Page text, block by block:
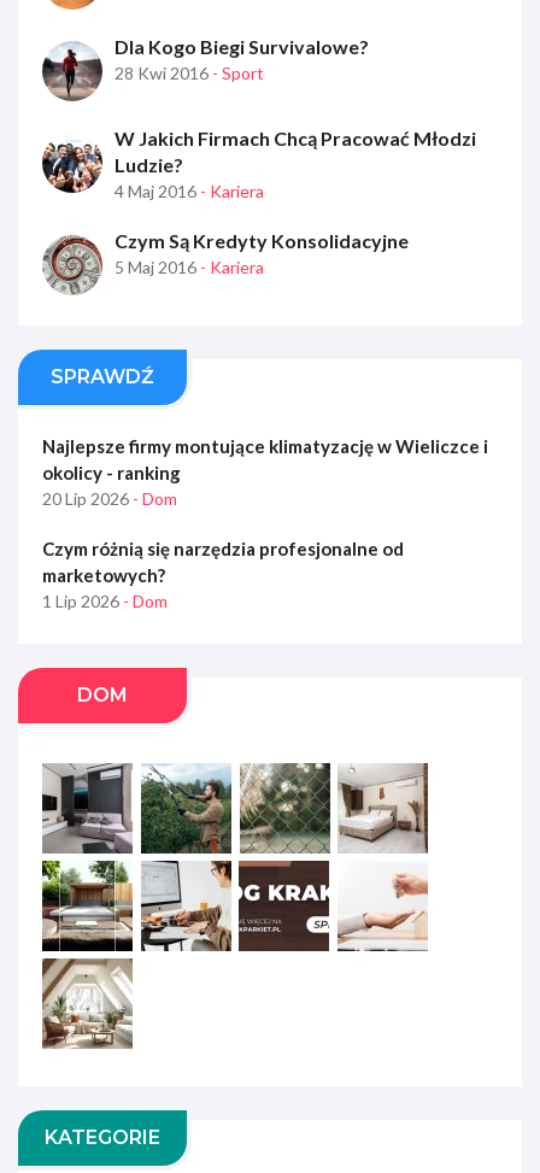
Dla Kogo Biegi Survivalowe?
28 Kwi 2016 - Sport
W Jakich Firmach Chcą Pracować Młodzi
Ludzie?
4 Maj 2016 - Kariera
Czym Są Kredyty Konsolidacyjne
5 Maj 2016 - Kariera
SPRAWDŹ
Najlepsze firmy montujące klimatyzację w Wieliczce i
okolicy - ranking
20 Lip 2026 - Dom
Czym różnią się narzędzia profesjonalne od
marketowych?
1 Lip 2026 - Dom
DOM
KATEGORIE